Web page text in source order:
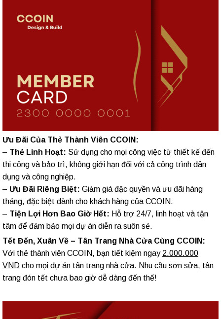
Ưu Đãi Của Thẻ Thành Viên CCOIN:
– Thẻ Linh Hoạt: Sử dụng cho mọi công việc từ thiết kế đến
thi công và bảo trì, không giới hạn đối với cả công trình dân
dụng và công nghiệp.
– Ưu Đãi Riêng Biệt: Giảm giá đặc quyền và ưu đãi hàng
tháng, đặc biệt dành cho khách hàng của CCOIN.
– Tiện Lợi Hơn Bao Giờ Hết: Hỗ trợ 24/7, linh hoạt và tận
tâm để đảm bảo mọi dự án diễn ra suôn sẻ.
Tết Đến, Xuân Về – Tân Trang Nhà Cửa Cùng CCOIN:
Với thẻ thành viên CCOIN, bạn tiết kiệm ngay 2.000.000
VND cho mọi dự án tân trang nhà cửa. Nhu cầu sơn sửa, tân
trang đón tết chưa bao giờ dễ dàng đến thế!